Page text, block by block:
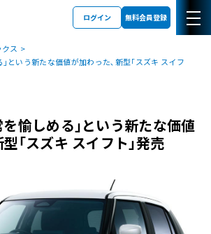
ログイン 無料会員登録
ス
｣という新たな価値が加わった､新型｢スズキ スイフ
愉しめる｣という新たな価値
｢スズキ スイフト｣発売